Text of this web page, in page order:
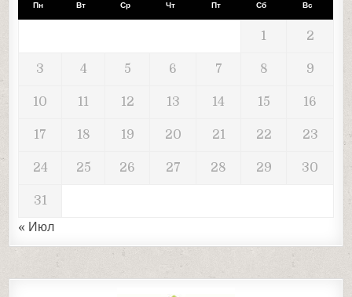
Пн Вт Ср Чт Пт Сб Вс
1 2
3 4 5 6 7 8 9
10 11 12 13 14 15 16
17 18 19 20 21 22 23
24 25 26 27 28 29 30
31
« Июл